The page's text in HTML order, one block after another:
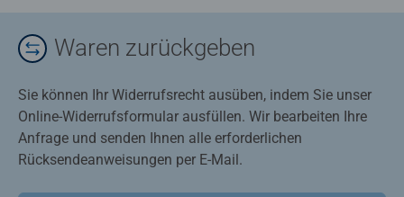
Waren zurückgeben
Sie können Ihr Widerrufsrecht ausüben, indem Sie unser
Online-Widerrufsformular ausfüllen. Wir bearbeiten Ihre
Anfrage und senden Ihnen alle erforderlichen
Rücksendeanweisungen per E-Mail.